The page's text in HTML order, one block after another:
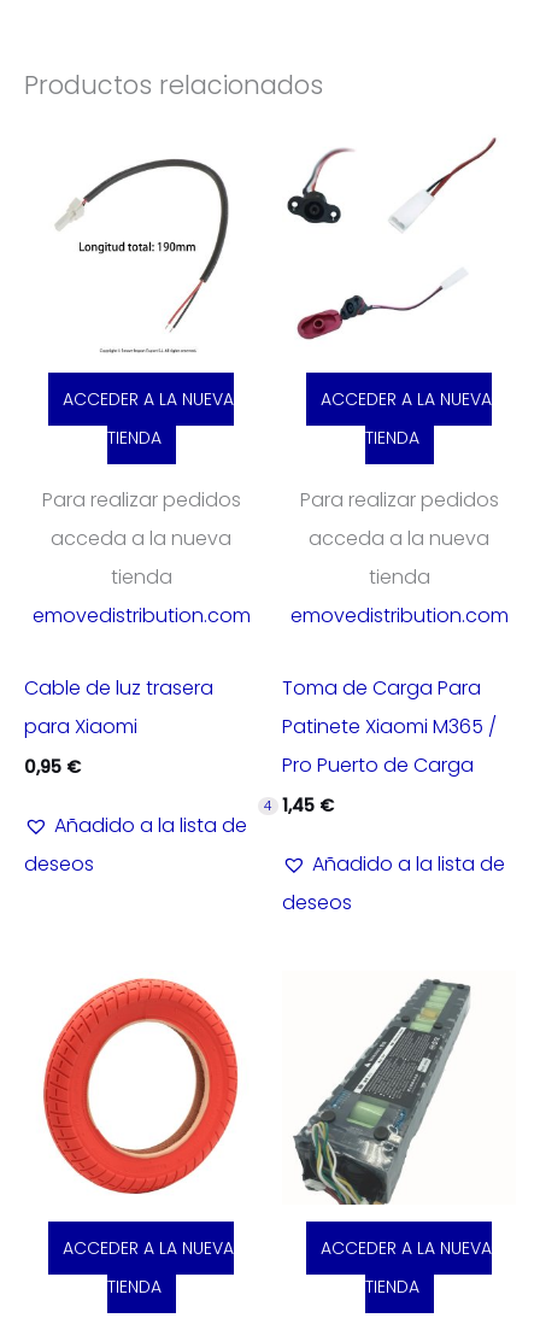
Productos relacionados
ACCEDER A LA NUEVA
TIENDA
Para realizar pedidos
acceda a la nueva
tienda
emovedistribution.com
Cable de luz trasera
para Xiaomi
0,95 €
Añadido a la lista de
deseos
4
ACCEDER A LA NUEVA
TIENDA
Para realizar pedidos
acceda a la nueva
tienda
emovedistribution.com
Toma de Carga Para
Patinete Xiaomi M365 /
Pro Puerto de Carga
1,45 €
Añadido a la lista de
deseos
ACCEDER A LA NUEVA
TIENDA
ACCEDER A LA NUEVA
TIENDA